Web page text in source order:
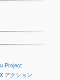
Project
X アクション